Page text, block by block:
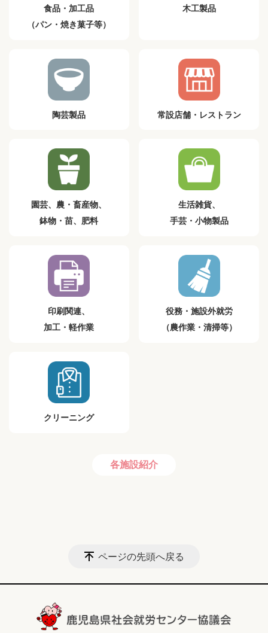
食品・加工品
（パン・焼き菓子等）
木工製品
陶芸製品 常設店舗・レストラン
園芸、農・畜産物、
鉢物・苗、肥料
生活雑貨、
手芸・小物製品
印刷関連、
加工・軽作業
役務・施設外就労
（農作業・清掃等）
クリーニング
各施設紹介
ページの先頭へ戻る